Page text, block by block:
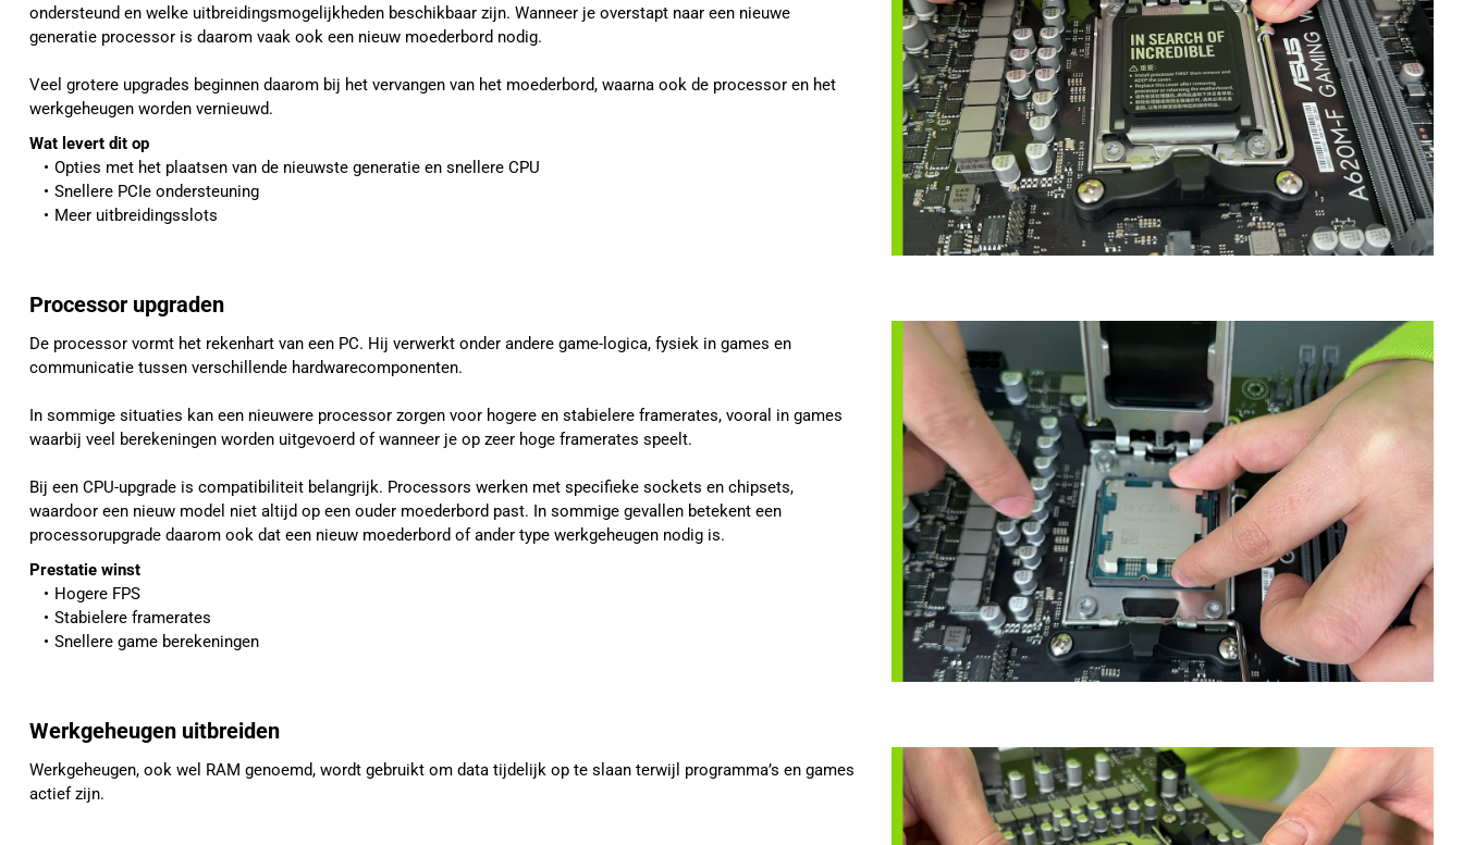
ondersteund en welke uitbreidingsmogelijkheden beschikbaar zijn. Wanneer je overstapt naar een nieuwe
generatie processor is daarom vaak ook een nieuw moederbord nodig.
Veel grotere upgrades beginnen daarom bij het vervangen van het moederbord, waarna ook de processor en het
werkgeheugen worden vernieuwd.
Wat levert dit op
Opties met het plaatsen van de nieuwste generatie en snellere CPU
Snellere PCIe ondersteuning
Meer uitbreidingsslots
Processor upgraden
De processor vormt het rekenhart van een PC. Hij verwerkt onder andere game-logica, fysiek in games en
communicatie tussen verschillende hardwarecomponenten.
In sommige situaties kan een nieuwere processor zorgen voor hogere en stabielere framerates, vooral in games
waarbij veel berekeningen worden uitgevoerd of wanneer je op zeer hoge framerates speelt.
Bij een CPU-upgrade is compatibiliteit belangrijk. Processors werken met specifieke sockets en chipsets,
waardoor een nieuw model niet altijd op een ouder moederbord past. In sommige gevallen betekent een
processorupgrade daarom ook dat een nieuw moederbord of ander type werkgeheugen nodig is.
Prestatie winst
Hogere FPS
Stabielere framerates
Snellere game berekeningen
Werkgeheugen uitbreiden
Werkgeheugen, ook wel RAM genoemd, wordt gebruikt om data tijdelijk op te slaan terwijl programma’s en games
actief zijn.